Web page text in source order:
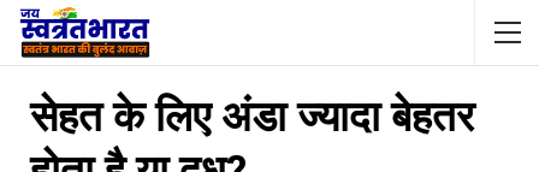
सेहत के लिए अंडा ज्यादा बेहतर